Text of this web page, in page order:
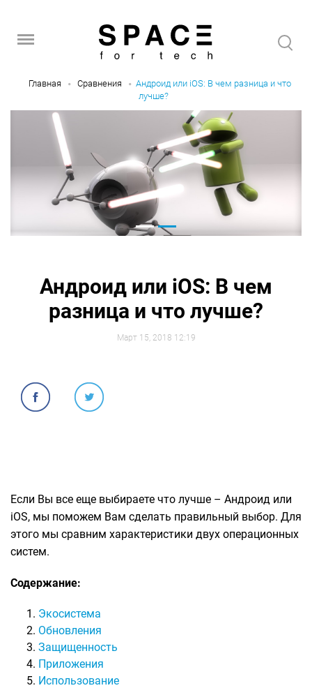
Главная Сравнения
Андроид или iOS: В чем разница и что
лучше?
Андроид или iOS: В чем
разница и что лучше?
Март 15, 2018 12:19
Если Вы все еще выбираете что лучше – Андроид или
iOS, мы поможем Вам сделать правильный выбор. Для
этого мы сравним характеристики двух операционных
систем.
Содержание:
Экосистема
Обновления
Защищенность
Приложения
Использование